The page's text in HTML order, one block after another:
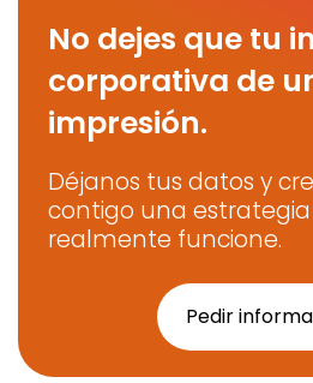
No dejes que tu
corporativa de
impresión.
Déjanos tus datos y
contigo una
realmente funcione.
Pedir